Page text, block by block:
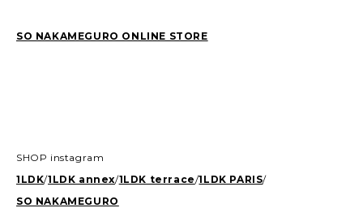
SO NAKAMEGURO ONLINE STORE
SHOP instagram
1LDK/1LDK annex/1LDK terrace/1LDK PARIS/
SO NAKAMEGURO